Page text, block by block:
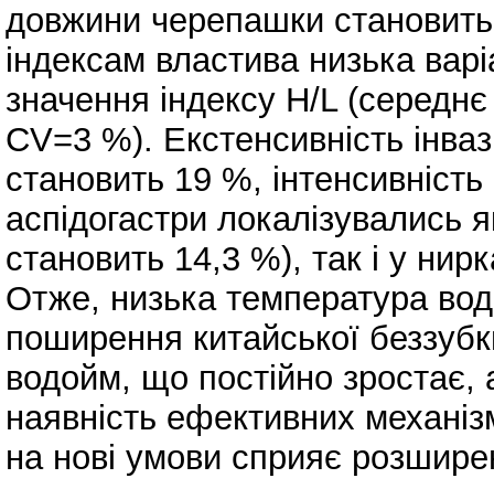
довжини черепашки
індексам властива низька
значення індексу H/L
СV=3 %). Екстенсивність
становить 19 %,
аспідогастри локалізувались
становить 14,3 %), так і у
Отже, низька температура
поширення китайської
водойм, що постійно зростає,
наявність ефективних
на нові умови сприяє